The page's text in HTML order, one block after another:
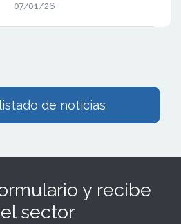
07/01/26
de noticias
y recibe
sector